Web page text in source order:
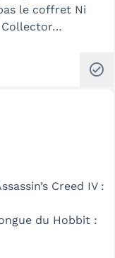
le coffret Ni
Collector…
check_circle
Creed IV :
du Hobbit :